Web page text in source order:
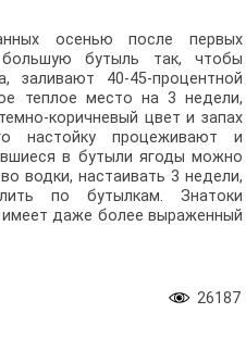
осенью после первых
бутыль так, чтобы
40-45-процентной
теплое место на 3 недели,
коричневый цвет и запах
настойку процеживают и
в бутыли ягоды можно
водки, настаивать 3 недели,
по бутылкам. Знатоки
даже более выраженный
26187